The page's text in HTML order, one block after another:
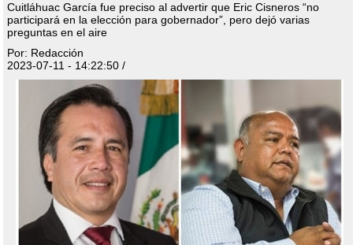
Cuitláhuac García fue preciso al advertir que Eric Cisneros “no
participará en la elección para gobernador”, pero dejó varias
preguntas en el aire
Por: Redacción
2023-07-11 - 14:22:50 /